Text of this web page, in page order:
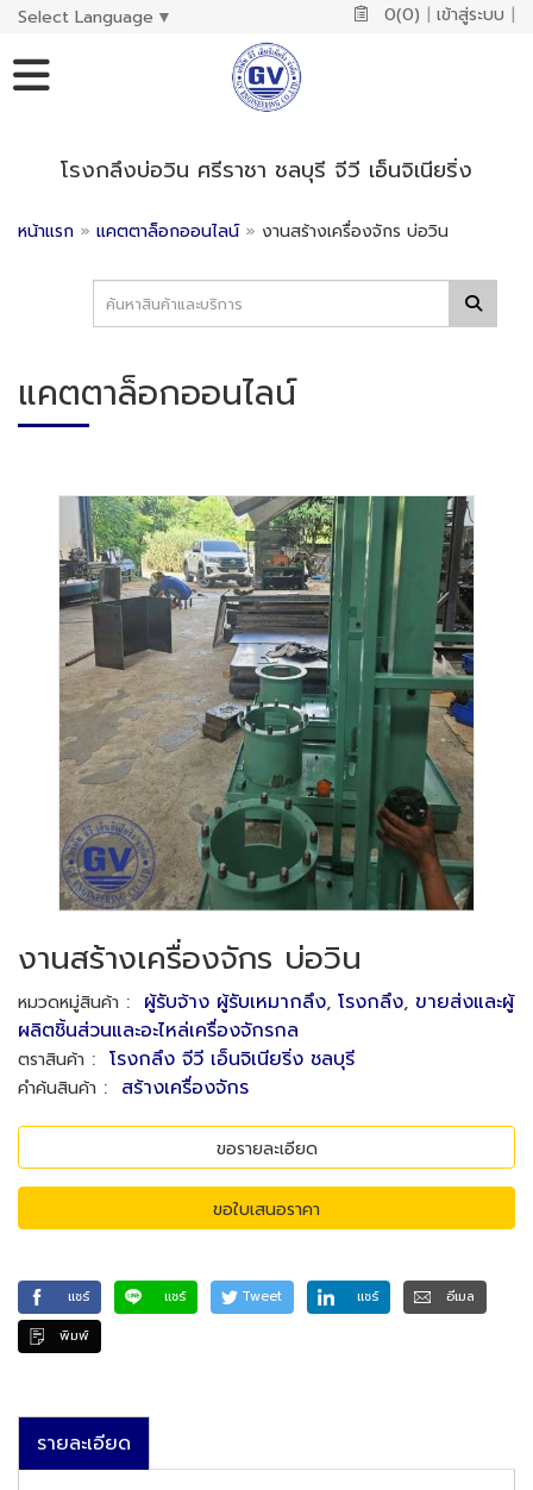
Select Language ▼ 0(0) | เข้าสู่ระบบ |
โรงกลึงบ่อวิน ศรีราชา ชลบุรี จีวี เอ็นจิเนียริ่ง
หน้าแรก » แคตตาล็อกออนไลน์ » งานสร้างเครื่องจักร บ่อวิน
แคตตาล็อกออนไลน์
งานสร้างเครื่องจักร บ่อวิน
หมวดหมู่สินค้า : ผู้รับจ้าง ผู้รับเหมากลึง, โรงกลึง, ขายส่งและผู้
ผลิตชิ้นส่วนและอะไหล่เครื่องจักรกล
ตราสินค้า : โรงกลึง จีวี เอ็นจิเนียริ่ง ชลบุรี
คำค้นสินค้า : สร้างเครื่องจักร
ขอรายละเอียด
ขอใบเสนอราคา
แชร์ แชร์ Tweet แชร์
อีเมล
พิมพ์
รายละเอียด